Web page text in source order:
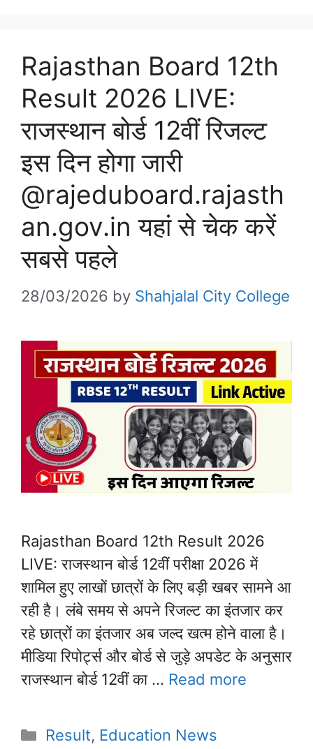
Rajasthan Board 12th
Result 2026 LIVE:
राजस्थान बोर्ड 12वीं रिजल्ट
इस दिन होगा जारी
@rajeduboard.rajasth
an.gov.in यहां से चेक करें
सबसे पहले
28/03/2026 by Shahjalal City College
Rajasthan Board 12th Result 2026
LIVE: राजस्थान बोर्ड 12वीं परीक्षा 2026 में
शामिल हुए लाखों छात्रों के लिए बड़ी खबर सामने आ
रही है। लंबे समय से अपने रिजल्ट का इंतजार कर
रहे छात्रों का इंतजार अब जल्द खत्म होने वाला है।
मीडिया रिपोर्ट्स और बोर्ड से जुड़े अपडेट के अनुसार
राजस्थान बोर्ड 12वीं का … Read more
Categories
Result, Education News